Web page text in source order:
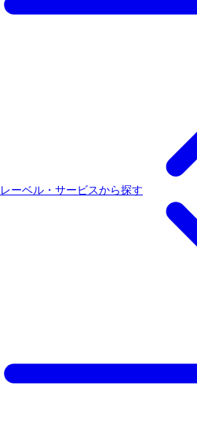
レーベル・サービスから探す